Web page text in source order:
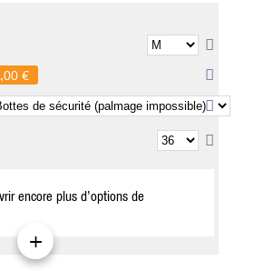
€
encore plus d’options de